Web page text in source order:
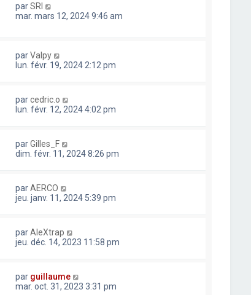
parSRI
mar. mars 12, 2024 9:46 am
parValpy
lun. févr. 19, 2024 2:12 pm
parcedric.o
lun. févr. 12, 2024 4:02 pm
parGilles_F
dim. févr. 11, 2024 8:26 pm
parAERCO
jeu. janv. 11, 2024 5:39 pm
parAleXtrap
jeu. déc. 14, 2023 11:58 pm
par guillaume
mar. oct. 31, 2023 3:31 pm